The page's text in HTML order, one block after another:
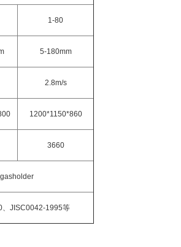
1-80
5-180mm
2.8m/s
1200*1150*860
3660
、JISC0042-1995等